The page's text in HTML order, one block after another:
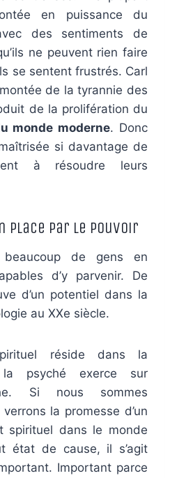
en puissance du
des sentiments de
ne peuvent rien faire
se sentent frustrés. Carl
de la tyrannie des
de la prolifération du
monde moderne. Donc
si davantage de
à résoudre leurs
place par le pouvoir
de gens en
d’y parvenir. De
d’un potentiel dans la
au XXe siècle.
réside dans la
psyché exerce sur
Si nous sommes
la promesse d’un
spirituel dans le monde
état de cause, il s’agit
Important parce